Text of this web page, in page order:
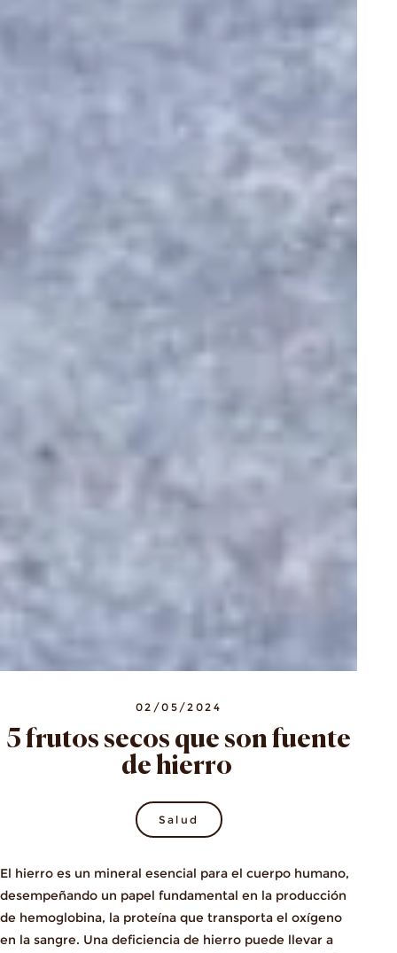
02/05/2024
5 frutos secos que son fuente
de hierro
Salud
El hierro es un mineral esencial para el cuerpo humano,
desempeñando un papel fundamental en la producción
de hemoglobina, la proteína que transporta el oxígeno
en la sangre. Una deficiencia de hierro puede llevar a